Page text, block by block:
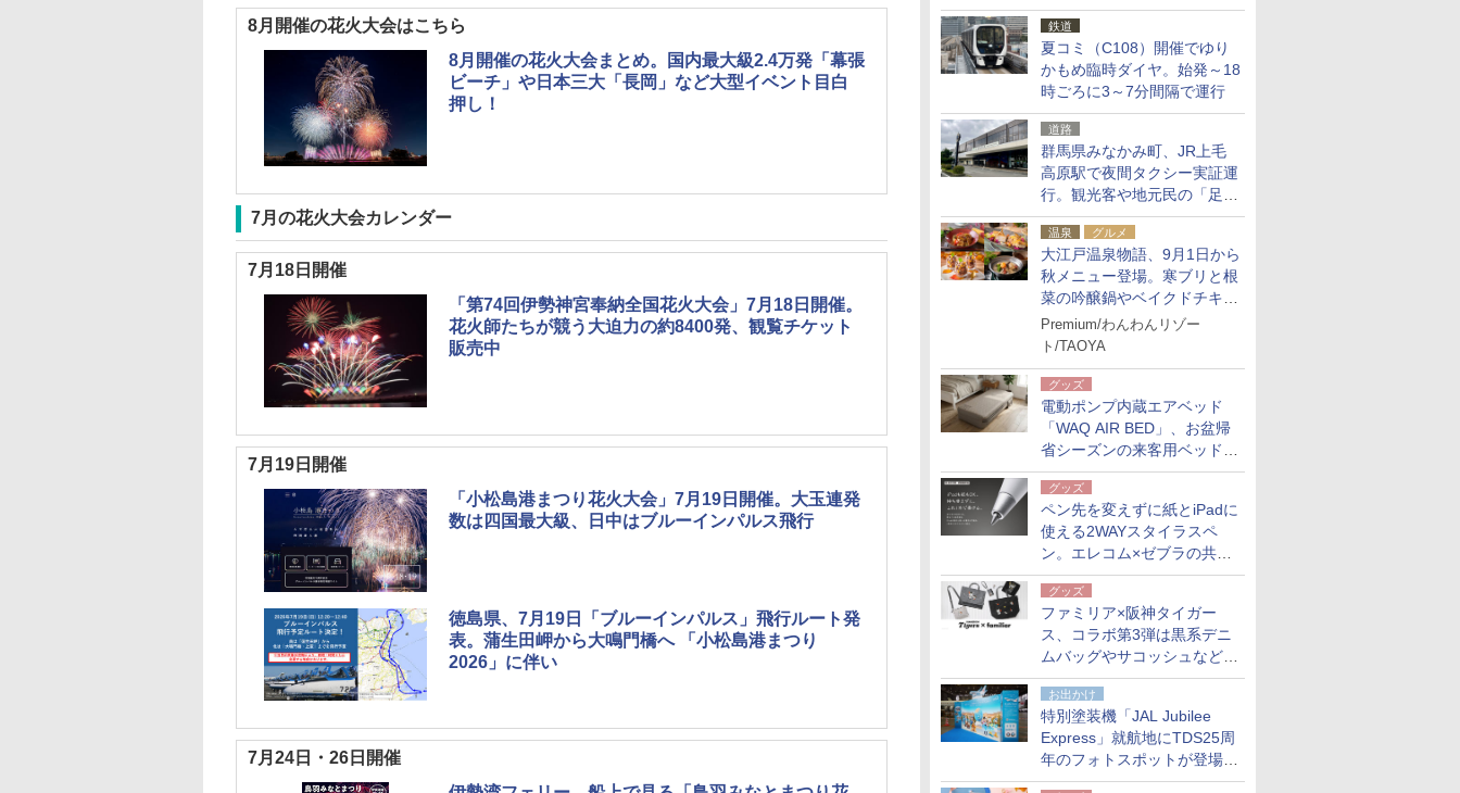
予約をアプリで一括確認
鉄道
夏コミ（C108）開催でゆり
かもめ臨時ダイヤ。始発～18
時ごろに3～7分間隔で運行
道路
群馬県みなかみ町、JR上毛
高原駅で夜間タクシー実証運
行。観光客や地元民の「足が
ない」課題解消へ、木金土に
2台体制
温泉 グルメ
大江戸温泉物語、9月1日から
秋メニュー登場。寒ブリと根
菜の吟醸鍋やベイクドチキ
ン、ショコラ＆栗スイーツも
食べ放題に
Premium/わんわんリゾー
ト/TAOYA
グッズ
電動ポンプ内蔵エアベッド
「WAQ AIR BED」、お盆帰
省シーズンの来客用ベッドに
も。使用後は収納バッグでコ
ンパクトに保管
グッズ
ペン先を変えずに紙とiPadに
使える2WAYスタイラスペ
ン。エレコム×ゼブラの共同
開発
グッズ
ファミリア×阪神タイガー
ス、コラボ第3弾は黒系デニ
ムバッグやサコッシュなど6
点。8月21日オンラインスト
アで発売
お出かけ
特別塗装機「JAL Jubilee
Express」就航地にTDS25周
年のフォトスポットが登場。
10月末まで青森空港に
8月開催の花火大会はこちら
8月開催の花火大会まとめ。国内最大級2.4万発「幕張
ビーチ」や日本三大「長岡」など大型イベント目白
押し！
7月の花火大会カレンダー
7月18日開催
「第74回伊勢神宮奉納全国花火大会」7月18日開催。
花火師たちが競う大迫力の約8400発、観覧チケット
販売中
7月19日開催
「小松島港まつり花火大会」7月19日開催。大玉連発
数は四国最大級、日中はブルーインパルス飛行
徳島県、7月19日「ブルーインパルス」飛行ルート発
表。蒲生田岬から大鳴門橋へ 「小松島港まつり
2026」に伴い
7月24日・26日開催